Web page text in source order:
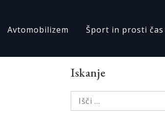
Avtomobilizem Šport in prosti čas
Iskanje
Išči: